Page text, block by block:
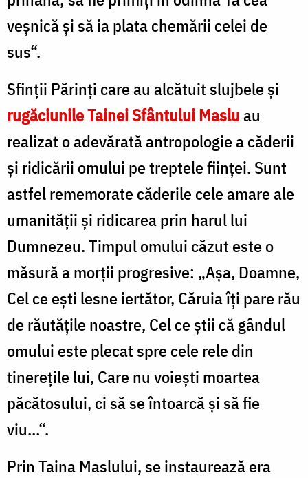
veşnică şi să ia plata chemării celei de
sus“.
Sfinţii Părinţi care au alcătuit slujbele şi
rugăciunile Tainei Sfântului Masluau
realizat o adevărată antropologie a căderii
şi ridicării omului pe treptele fiinţei. Sunt
astfel rememorate căderile cele amare ale
umanităţii şi ridicarea prin harul lui
Dumnezeu. Timpul omului căzut este o
măsură a morţii progresive: „Aşa, Doamne,
Cel ce eşti lesne iertător, Căruia îţi pare rău
de răutăţile noastre, Cel ce ştii că gândul
omului este plecat spre cele rele din
tinereţile lui, Care nu voieşti moartea
păcătosului, ci să se întoarcă şi să fie
viu…“.
Prin Taina Maslului, se instaurează era